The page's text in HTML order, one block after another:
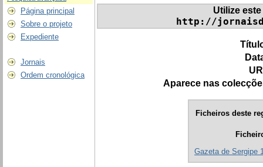
Página principal
Sobre o projeto
Expediente
Jornais
Ordem cronológica
Utilize
http://
Aparece nas
Ficheiros deste
Gazeta de Sergipe